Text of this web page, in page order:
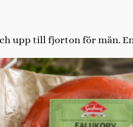
upp till fjorton för män.